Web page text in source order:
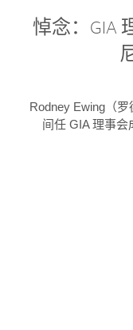
悼念：GIA
Rodney Ewing（罗
间任 GIA 理事会